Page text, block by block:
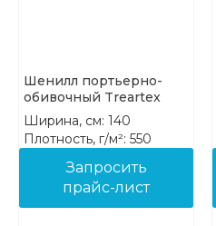
Шенилл портьерно-
обивочный Treartex
8212-32
Ширина, см: 140
Плотность, г/м²: 550
Запросить
прайс-лист